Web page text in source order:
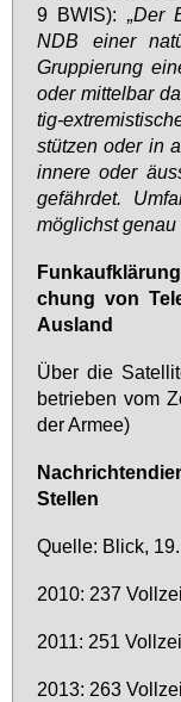
9 BWIS): „Der
NDB ei­ner
Grup­pie­rung
oder mit­tel­bar
tig-
stüt­zen oder in
in­ne­re oder
ge­fähr­det.
mög­lichst ge­nau
chung von
Aus­land
Über die
be­trie­ben vom
der Ar­mee)
Stel­len
Quel­le: Blick,
2010: 237
2011: 251
2013: 263